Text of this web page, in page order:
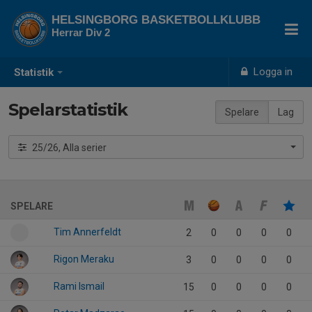
Statistik Logga in
HELSINGBORG BASKETBOLLKLUBB
Herrar Div 2
Spelare Lag
Spelarstatistik
25/26, Alla serier
SPELARE
Tim Annerfeldt 2 0 0 0 0
Rigon Meraku 3 0 0 0 0
Rami Ismail 15 0 0 0 0